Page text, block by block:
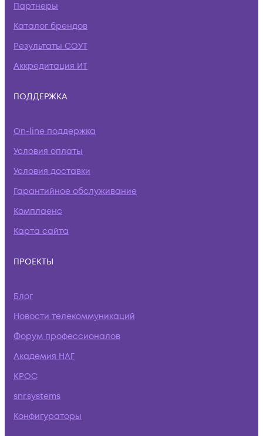
Партнеры
Каталог брендов
Результаты СОУТ
Аккредитация ИТ
ПОДДЕРЖКА
On-line поддержка
Условия оплаты
Условия доставки
Гарантийное обслуживание
Комплаенс
Карта сайта
ПРОЕКТЫ
Блог
Новости телекоммуникаций
Форум профессионалов
Академия НАГ
КРОС
snr.systems
Конфигураторы